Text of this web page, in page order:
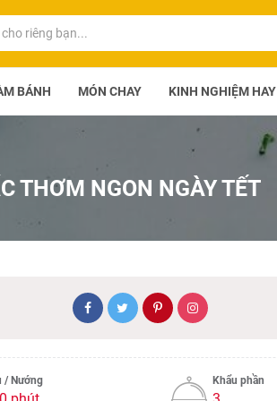
BÁNH MÓN CHAY KINH NGHIỆM HAY
THƠM NGON NGÀY TẾT
/ Nướng Khẩu phần